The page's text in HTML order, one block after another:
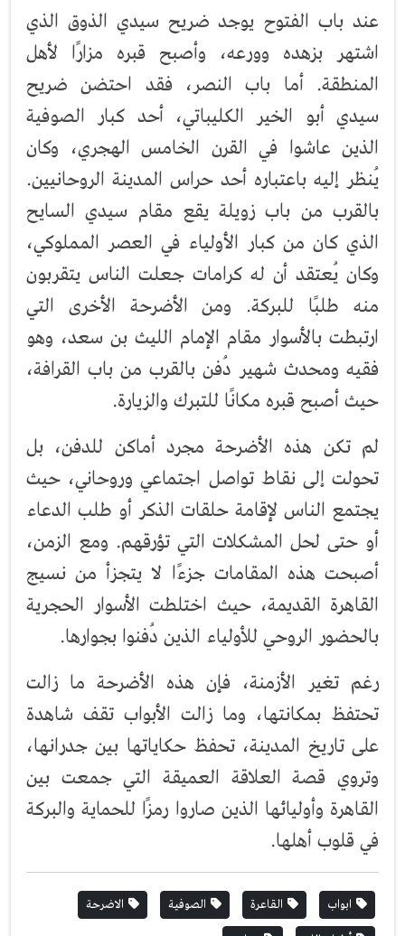
عند باب الفتوح يوجد ضريح سيدي الذوق الذي
اشتهر بزهده وورعه، وأصبح قبره مزارًا لأهل
المنطقة. أما باب النصر، فقد احتضن ضريح
سيدي أبو الخير الكليباتي، أحد كبار الصوفية
الذين عاشوا في القرن الخامس الهجري، وكان
يُنظر إليه باعتباره أحد حراس المدينة الروحانيين.
بالقرب من باب زويلة يقع مقام سيدي السايح
الذي كان من كبار الأولياء في العصر المملوكي،
وكان يُعتقد أن له كرامات جعلت الناس يتقربون
منه طلبًا للبركة. ومن الأضرحة الأخرى التي
ارتبطت بالأسوار مقام الإمام الليث بن سعد، وهو
فقيه ومحدث شهير دُفن بالقرب من باب القرافة،
حيث أصبح قبره مكانًا للتبرك والزيارة.
لم تكن هذه الأضرحة مجرد أماكن للدفن، بل
تحولت إلى نقاط تواصل اجتماعي وروحاني، حيث
يجتمع الناس لإقامة حلقات الذكر أو طلب الدعاء
أو حتى لحل المشكلات التي تؤرقهم. ومع الزمن،
أصبحت هذه المقامات جزءًا لا يتجزأ من نسيج
القاهرة القديمة، حيث اختلطت الأسوار الحجرية
بالحضور الروحي للأولياء الذين دُفنوا بجوارها.
رغم تغير الأزمنة، فإن هذه الأضرحة ما زالت
تحتفظ بمكانتها، وما زالت الأبواب تقف شاهدة
على تاريخ المدينة، تحفظ حكاياتها بين جدرانها،
وتروي قصة العلاقة العميقة التي جمعت بين
القاهرة وأوليائها الذين صاروا رمزًا للحماية والبركة
في قلوب أهلها.
ابواب القاعرة الصوفية
الاضرحة